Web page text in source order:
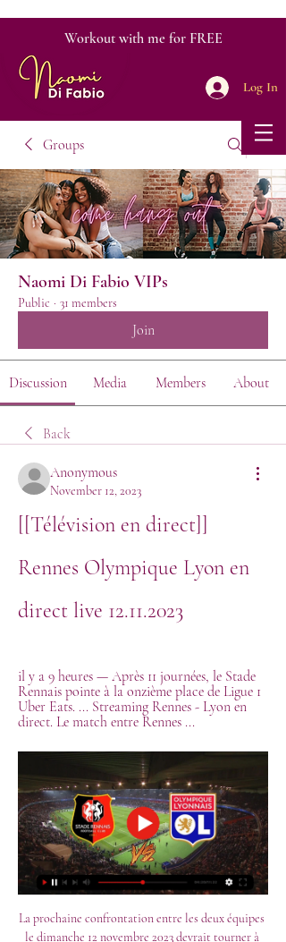
Workout with me for FREE
Log In
Groups
Naomi Di Fabio VIPs
Public · 31 members
Join
Discussion Media Members About
Back
Anonymous
November 12, 2023
[[Télévision en direct]]
Rennes Olympique Lyon en
direct live 12.11.2023
il y a 9 heures — Après 11 journées, le Stade
Rennais pointe à la onzième place de Ligue 1
Uber Eats. ... Streaming Rennes - Lyon en
direct. Le match entre Rennes ...
La prochaine confrontation entre les deux équipes
le dimanche 12 novembre 2023 devrait tourner à